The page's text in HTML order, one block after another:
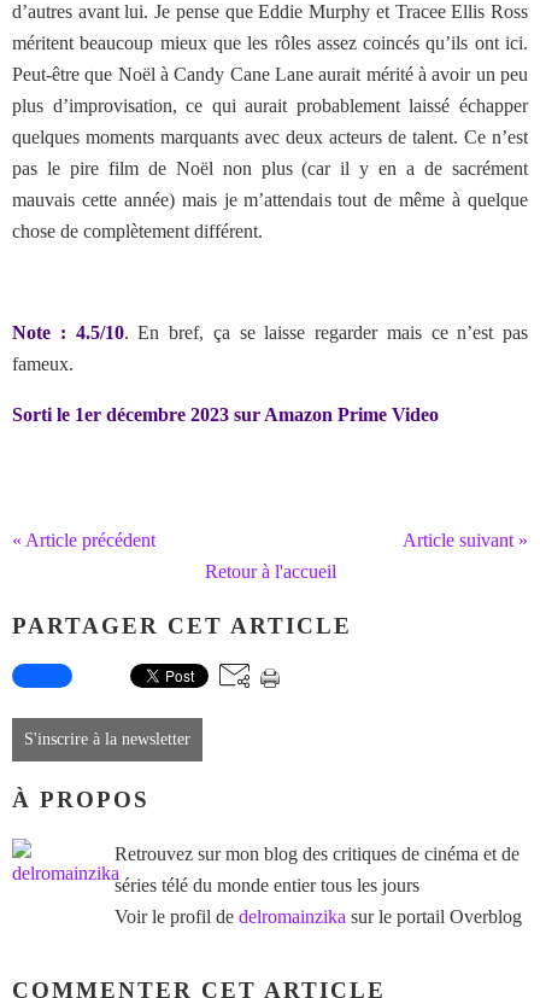
d’autres avant lui. Je pense que Eddie Murphy et Tracee Ellis Ross
méritent beaucoup mieux que les rôles assez coincés qu’ils ont ici.
Peut-être que Noël à Candy Cane Lane aurait mérité à avoir un peu
plus d’improvisation, ce qui aurait probablement laissé échapper
quelques moments marquants avec deux acteurs de talent. Ce n’est
pas le pire film de Noël non plus (car il y en a de sacrément
mauvais cette année) mais je m’attendais tout de même à quelque
chose de complètement différent.
Note : 4.5/10. En bref, ça se laisse regarder mais ce n’est pas
fameux.
Sorti le 1er décembre 2023 sur Amazon Prime Video
« Article précédent
Article suivant »
Retour à l'accueil
PARTAGER CET ARTICLE
S'inscrire à la newsletter
À PROPOS
Retrouvez sur mon blog des critiques de cinéma et de
séries télé du monde entier tous les jours
Voir le profil de delromainzika sur le portail Overblog
COMMENTER CET ARTICLE